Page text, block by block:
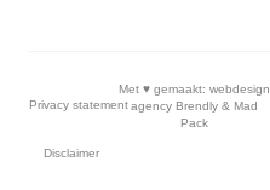
Privacy statement
Disclaimer
Met ♥︎ gemaakt:webdesign
agency Brendly& Mad
Pack